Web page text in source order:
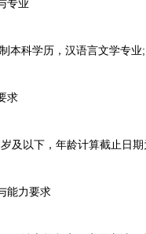
业
科学历，汉语言文学专业;
求
以下，年龄计算截止日期
力要求